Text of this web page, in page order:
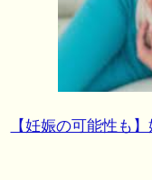
【妊娠の可能性も